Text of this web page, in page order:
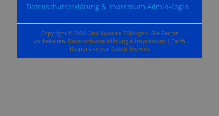
Datenschutzerklärung & Impressum Admin-Login
Copyright © 2026 Club Voltaire Tübingen. Alle Rechte
vorbehalten. Datenschutzerklärung & Impressum | Catch
Responsive von Catch Themes